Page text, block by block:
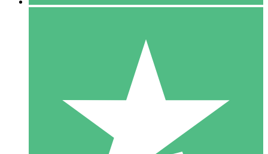
10 Downloaden
20 00